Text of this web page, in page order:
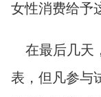
女性消费给予
在最后几天
表，但凡参与